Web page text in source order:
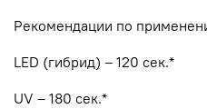
Рекомендации по
LED (гибрид) – 120 сек.*
UV – 180 сек.*